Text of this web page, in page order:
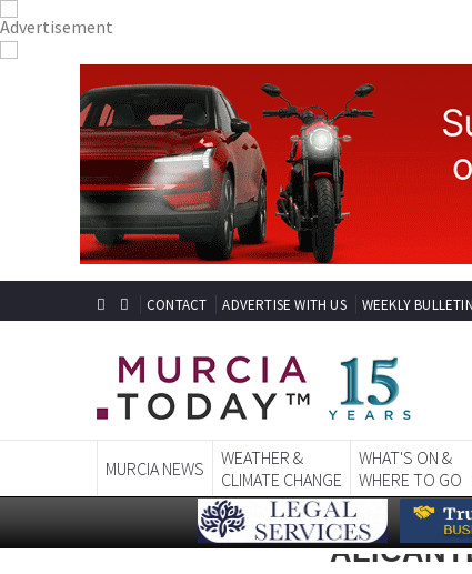
CONTACT ADVERTISE WITH US WEEKLY BULLETIN
MURCIA NEWS
WEATHER &
CLIMATE CHANGE
WHAT'S ON &
WHERE TO GO